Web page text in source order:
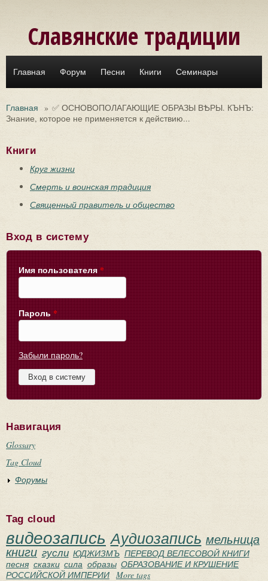
Славянские традиции
Главная Форум Песни Книги Семинары
Главная » ✅ ОСНОВОПОЛАГАЮЩИЕ ОБРАЗЫ ВѢРЫ. КЪНЪ:
Знание, которое не применяется к действию...
Книги
Круг жизни
Смерть и воинская традиция
Священный правитель и общество
Вход в систему
Имя пользователя *
Пароль *
Забыли пароль?
Навигация
Glossary
Tag Cloud
Форумы
Tag cloud
видеозапись Аудиозапись мельница
книги гусли ЮДЖИЗМЪ ПЕРЕВОД ВЕЛЕСОВОЙ КНИГИ
песня сказки сила образы ОБРАЗОВАНИЕ И КРУШЕНИЕ
РОССИЙСКОЙ ИМПЕРИИ
More tags